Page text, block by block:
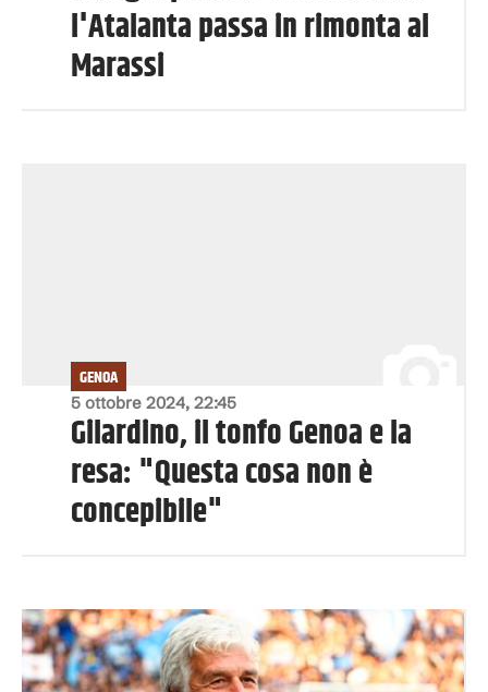
l'Atalanta passa in rimonta al
Marassi
5 ottobre 2024, 22:45
GENOA
Gilardino, il tonfo Genoa e la
resa: "Questa cosa non è
concepibile"